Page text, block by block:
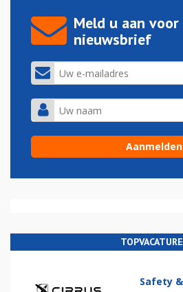
Meld u aan voor
nieuwsbrief
Safety